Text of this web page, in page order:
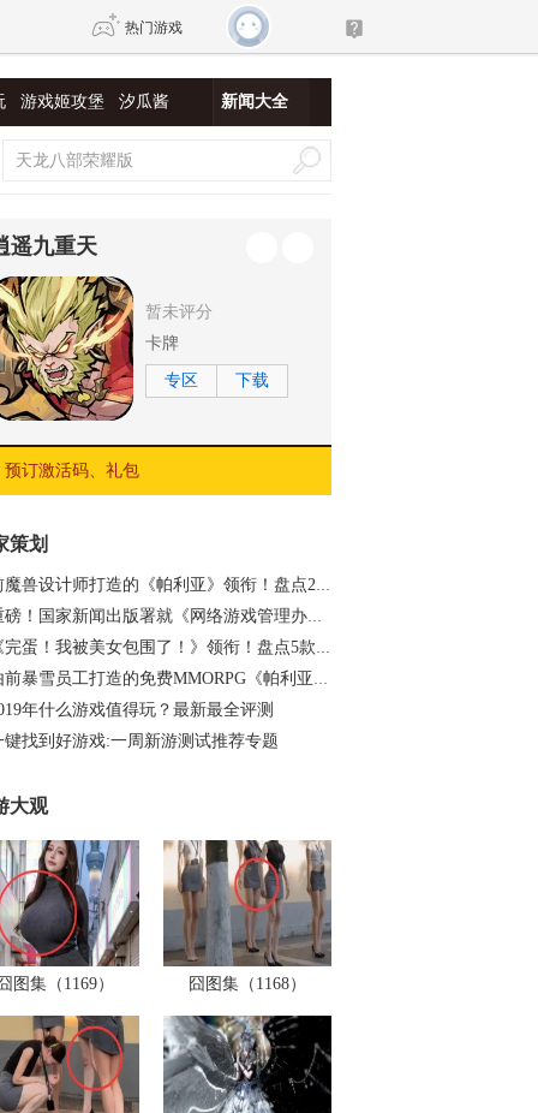
热门游戏
诛仙世界 新仙侠5
游戏姬攻堡 汐瓜酱 新闻大全
遥九重天
暂未评分
卡牌
专区 下载
预订激活码、礼包
策划
前魔兽设计师打造的《帕利亚》领衔！盘点20…
重磅！国家新闻出版署就《网络游戏管理办法…
《完蛋！我被美女包围了！》领衔！盘点5款…
由前暴雪员工打造的免费MMORPG《帕利亚》如…
年什么游戏值得玩？最新最全评测
键找到好游戏:一周新游测试推荐专题
大观
图集（1169） 囧图集（1168）